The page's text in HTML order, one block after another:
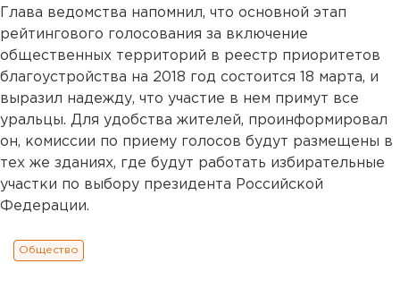
Глава ведомства напомнил, что основной этап
рейтингового голосования за включение
общественных территорий в реестр приоритетов
благоустройства на 2018 год состоится 18 марта, и
выразил надежду, что участие в нем примут все
уральцы. Для удобства жителей, проинформировал
он, комиссии по приему голосов будут размещены в
тех же зданиях, где будут работать избирательные
участки по выбору президента Российской
Федерации.
Общество